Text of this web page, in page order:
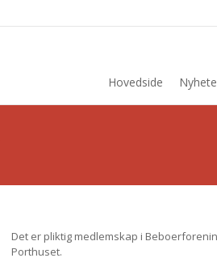
Hovedside
Det er pliktig medlemskap i
Porthuset.